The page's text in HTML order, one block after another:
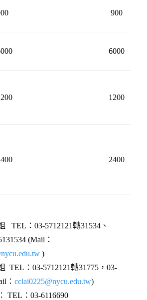
900
6000
1200
2400
TEL：03-5712121轉31534、
(Mail：
)
TEL：03-5712121轉31775，03-
： cclai0225@nycu.edu.tw)
TEL：03-6116690